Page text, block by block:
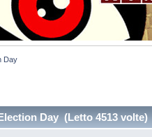
Day
Day (Letto 4513 volte)